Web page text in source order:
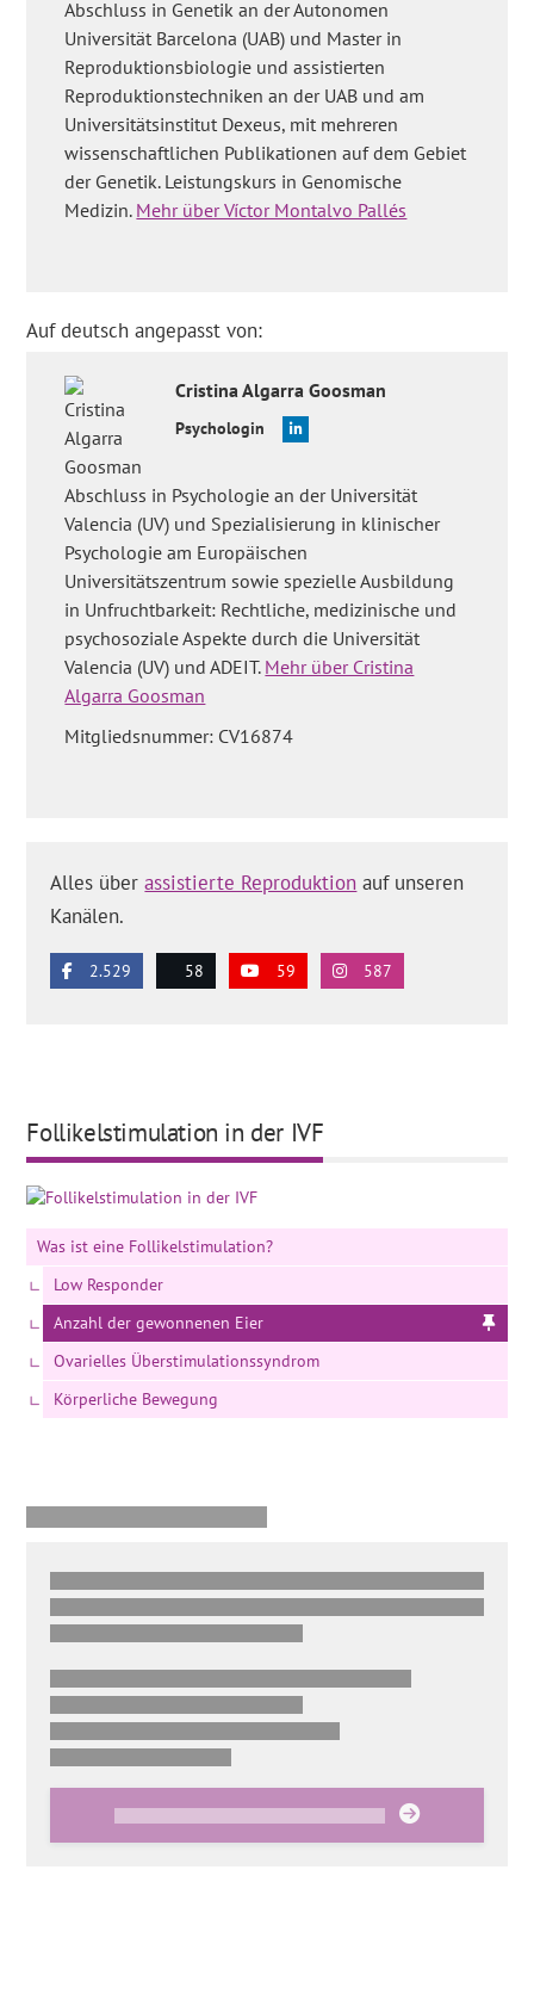
Abschluss in Genetik an der Autonomen
Universität Barcelona (UAB) und Master in
Reproduktionsbiologie und assistierten
Reproduktionstechniken an der UAB und am
Universitätsinstitut Dexeus, mit mehreren
wissenschaftlichen Publikationen auf dem Gebiet
der Genetik. Leistungskurs in Genomische
Medizin. Mehr über Víctor Montalvo Pallés
Auf deutsch angepasst von:
CristinaAlgarra Goosman
Psychologin
Abschluss in Psychologie an der Universität
Valencia (UV) und Spezialisierung in klinischer
Psychologie am Europäischen
Universitätszentrum sowie spezielle Ausbildung
in Unfruchtbarkeit: Rechtliche, medizinische und
psychosoziale Aspekte durch die Universität
Valencia (UV) und ADEIT. Mehr über Cristina
Algarra Goosman
Mitgliedsnummer: CV16874
Alles überassistierte Reproduktion auf unseren
Kanälen.
2.529 58 59 587
Follikelstimulation in der IVF
Was ist eine Follikelstimulation?
Low Responder
Anzahl der gewonnenen Eier
Ovarielles Überstimulationssyndrom
Körperliche Bewegung